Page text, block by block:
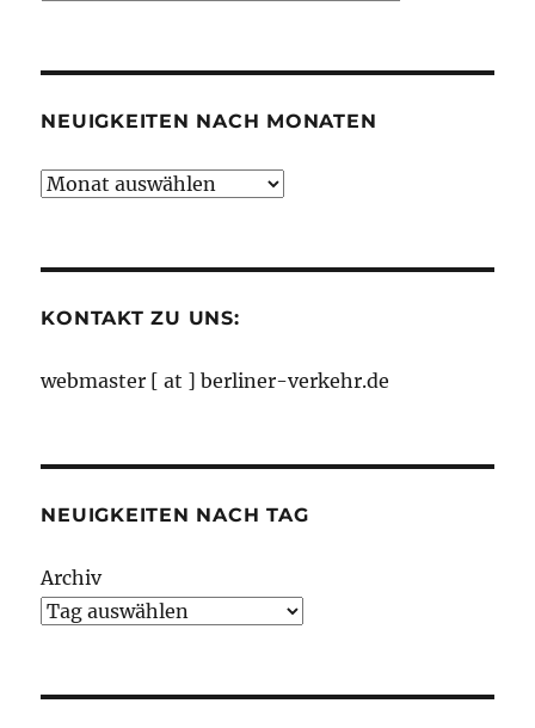
NEUIGKEITEN NACH MONATEN
Neuigkeiten
KONTAKT ZU UNS:
webmaster [ at ] berliner-verkehr.de
NEUIGKEITEN NACH TAG
Archiv